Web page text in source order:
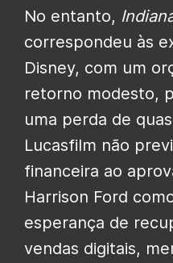
No entanto,
correspondeu às
Disney, com um
retorno modesto,
uma perda de
Lucasfilm não
financeira ao
Harrison Ford
esperança de
vendas digitais,